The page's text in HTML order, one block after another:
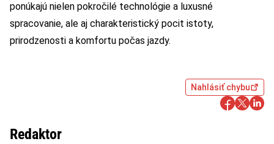
ponúkajú nielen pokročilé technológie a luxusné
spracovanie, ale aj charakteristický pocit istoty,
prirodzenosti a komfortu počas jazdy.
Nahlásiť chybu
Redaktor